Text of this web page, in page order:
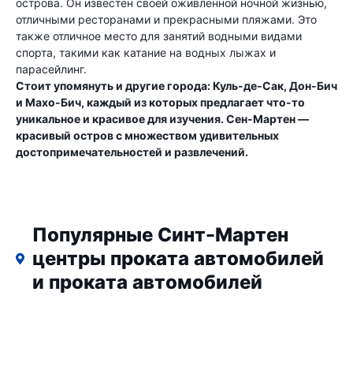
острова. Он известен своей оживленной ночной жизнью,
отличными ресторанами и прекрасными пляжами. Это
также отличное место для занятий водными видами
спорта, такими как катание на водных лыжах и
парасейлинг.
Стоит упомянуть и другие города: Куль-де-Сак, Дон-Бич
и Махо-Бич, каждый из которых предлагает что-то
уникальное и красивое для изучения. Сен-Мартен —
красивый остров с множеством удивительных
достопримечательностей и развлечений.
Популярные Синт-Мартен
центры проката автомобилей
и проката автомобилей